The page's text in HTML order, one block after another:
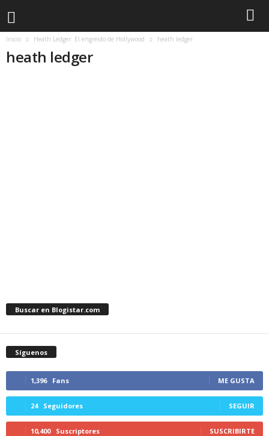
Inicio Heath Ledger: El engreido de Hollywood heath ledger
heath ledger
Buscar en Blogistar.com
Síguenos
1,396 Fans ME GUSTA
24 Seguidores SEGUIR
10,400 Suscriptores SUSCRIBIRTE